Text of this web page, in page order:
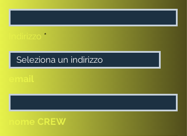
Indirizzo
email
nome CREW